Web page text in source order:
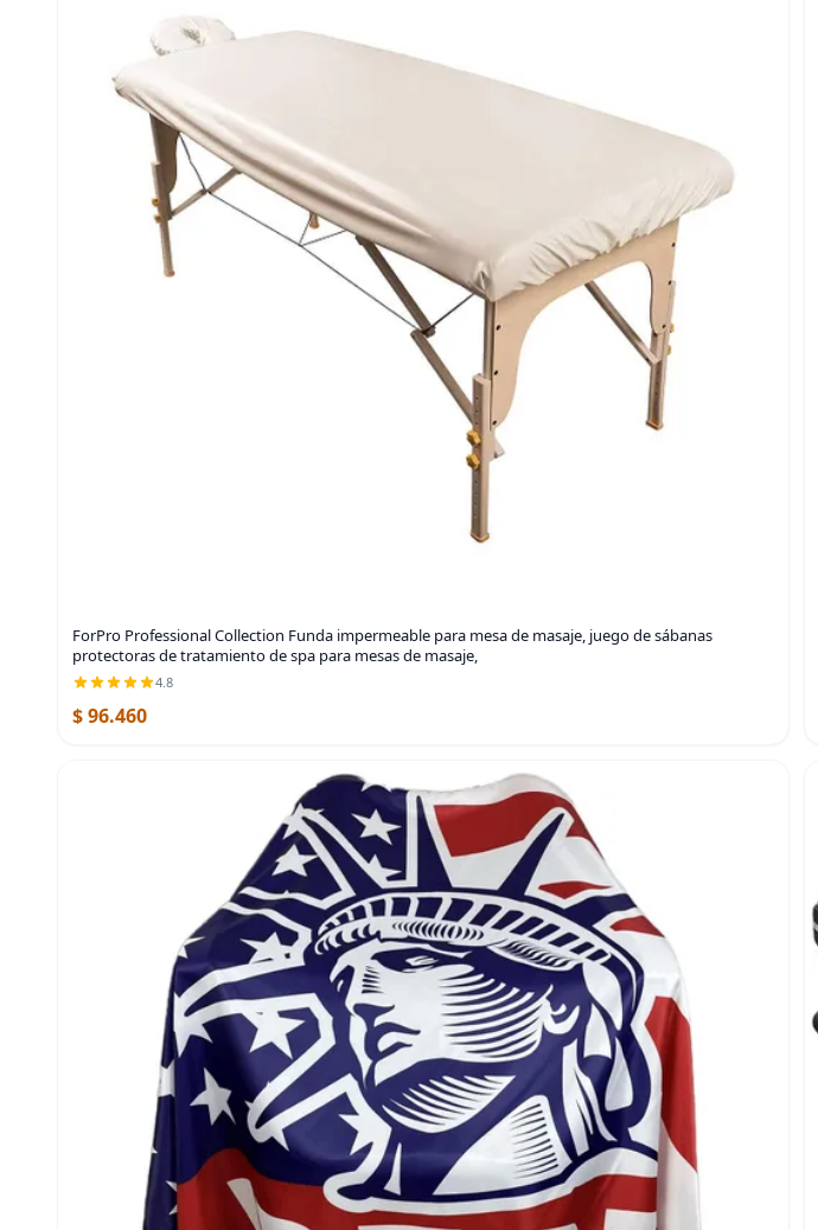
ForPro Professional Collection Funda impermeable para mesa de masaje, juego de sábanas
protectoras de tratamiento de spa para mesas de masaje,
4.8
$ 96.460